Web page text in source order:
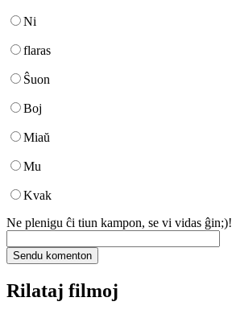
Ni
flaras
Ŝuon
Boj
Miaŭ
Mu
Kvak
Ne plenigu ĉi tiun kampon, se vi vidas ĝin;)!
Rilataj filmoj